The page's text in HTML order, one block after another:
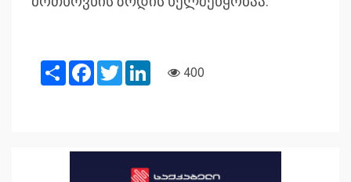
ShareFacebook
TwitterLinkedIn
400